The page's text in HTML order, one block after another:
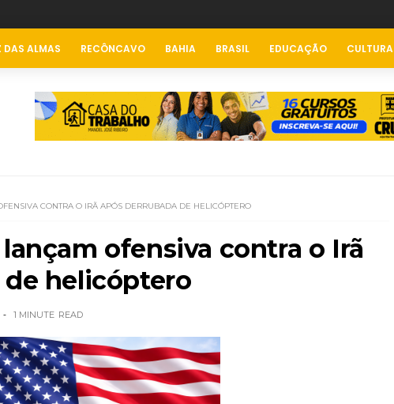
DAS ALMAS RECÔNCAVO BAHIA BRASIL EDUCAÇÃO CULTURA
CONTRA O IRÃ APÓS DERRUBADA DE HELICÓPTERO
ofensiva contra o Irã
helicóptero
1 MINUTE READ